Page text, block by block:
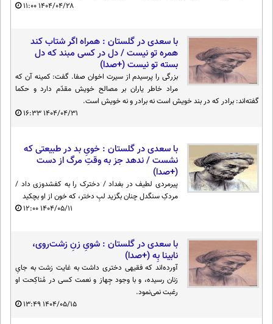
۱۴۰۴/۰۴/۲۸۱۱:۰۰
با سعدی در گلستان : همراه اگر شتاب کند
همره تو نیست / دل در کسی مبند که دل
بسته تو نیست (+صدا)
بزرگی را پرسیدم از سیرت اخوان صفا. گفت: کمینه آن که
مراد خاطر یاران بر مصالح خویش مقدّم دارد و حکما
گفته‌اند: برادر که در بند خویش است نه برادر و نه خویش است.
۱۴۰۴/۰۴/۳۱۱۶:۳۳
با سعدی در گلستان : خویِ بد در طبیعتی که
نشست / ندهد جز به وقتِ مرگ از دست
(+صدا)
پیرمردی لطیف در بغداد / دخترک را به کفشدوزی داد /
مردکِ سنگدل چنان بگزید لبِ دختر، که خون از او بچکید
۱۴۰۴/۰۵/۱۱۱۲:۰۰
با سعدی در گلستان : شویِ زنِ زشت‌روی،
نابینا بِه (+صدا)
آورده‌اند که فقیهی دختری داشت به غایت زشت به جایِ
زنان رسیده، و با وجود جِهاز و نعمت کسی در مُناکِحت او
رغبت نمی‌نمود.
۱۴۰۴/۰۵/۱۵ ۱۳:۴۹